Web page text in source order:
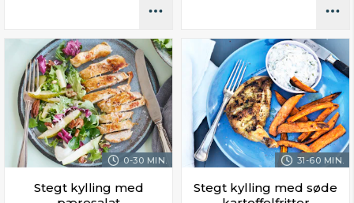
0-30 MIN.
Stegt kylling med
31-60 MIN.
Stegt kylling med søde